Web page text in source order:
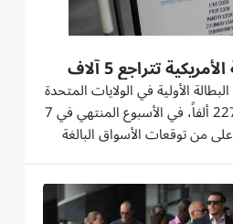
تتراجع 5 آلاف
الأولية في الولايات المتحدة
5 آلاف طلب ليصل إلى 227 ألفاً، في الأسبوع المنتهي في 7
أعلى من توقعات الأسواق البالغة
وزارة العمل الأمريكية. وفي
لأربعة أسابيع لطلبات...